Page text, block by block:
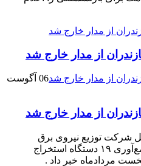
06 آگوست
شرکت توزیع نیروی برق
مازندران از شناسایی و جمع‌آوری ۱۹ دستگاه استخراج
مردادماه خبر داد .